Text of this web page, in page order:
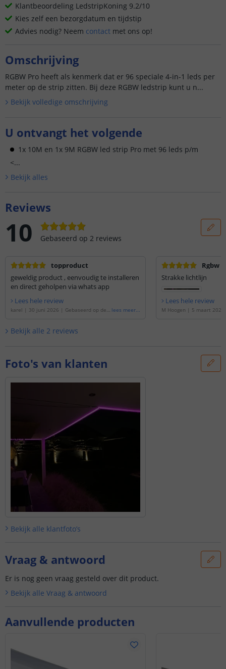
Klantbeoordeling LedstripKoning 9.2/10
Kies zelf een bezorgdatum en tijdstip
Advies nodig? Neem contact met ons op!
Omschrijving
RGBW Pro heeft als kenmerk dat er 96 speciale 4-in-1 leds per
meter op de strip zitten. Bij deze RGBW ledstrip kunt u n...
Bekijk volledige omschrijving
U ontvangt het volgende
1x 10M en 1x 9M RGBW led strip Pro met 96 leds p/m
<...
Bekijk alles
Aanvullende producten
Reviews
10 Gebaseerd op 2 reviews
topproduct
geweldig product , eenvoudig te installeren
en direct geholpen via whats app
Lees hele review
karel | 30 juni 2026 | Gebaseerd op de'
lees meer...
Rgbw
Strakke lichtlijn
Lees hele review
M Hoogen | 5 maart 2021
Bekijk alle 2 reviews
Foto's van klanten
Bekijk alle klantfoto’s
Vraag & antwoord
Er is nog geen vraag gesteld over dit product.
Bekijk alle Vraag & antwoord